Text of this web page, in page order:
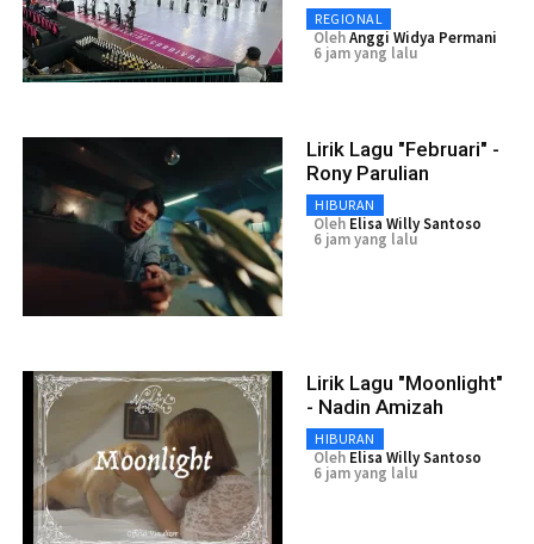
REGIONAL
OlehAnggi Widya Permani
6 jam yang lalu
Lirik Lagu "Februari" -
Rony Parulian
HIBURAN
Oleh Elisa Willy Santoso
6 jam yang lalu
Lirik Lagu "Moonlight"
- Nadin Amizah
HIBURAN
Oleh Elisa Willy Santoso
6 jam yang lalu